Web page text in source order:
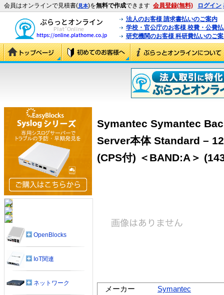
会員はオンラインで見積書(見本)を無料で作成できます 会員登録(無料) ログイン
法人のお客様 請求書払いのご案内
学校・官公庁のお客様 校費・公費
研究機関のお客様 科研費払いのご
Symantec Symantec
Server本体 Standard –
(CPS付) ＜BAND:A＞
メーカー
Symantec
OpenBlocks
IoT関連
ネットワーク